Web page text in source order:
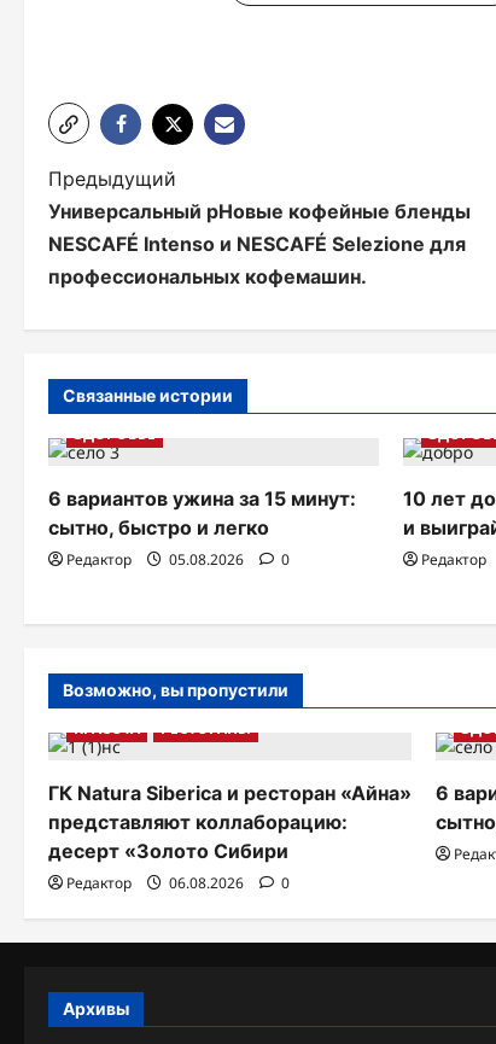
Н
а
в
а
ц
и
я
п
о
а
п
и
с
я
м
Предыдущий
Универсальный рНовые кофейные бленды
NESCAFÉ Intenso и NESCAFÉ Selezione для
профессиональных кофемашин.
Связанные истории
ЗДОРОВЬЕ
6 вариантов ужина за 15 минут:
сытно, быстро и легко
Редактор 05.08.2026 0
10 лет
и
Редактор
Возможно, вы пропустили
КРАСОТА
РЕСТОРАНЫ
ГК Natura Siberica и ресторан «Айна»
представляют коллаборацию:
десерт «Золото Сибири
Редактор 06.08.2026 0
6
Архивы